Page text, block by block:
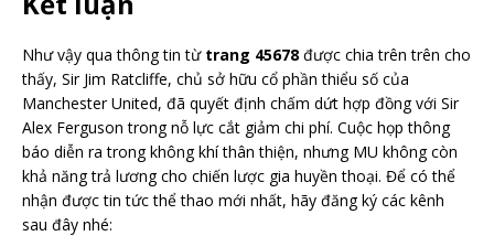
Như vậy qua thông tin từ trang 45678 được chia trên trên cho
thấy, Sir Jim Ratcliffe, chủ sở hữu cổ phần thiểu số của
Manchester United, đã quyết định chấm dứt hợp đồng với Sir
Alex Ferguson trong nỗ lực cắt giảm chi phí. Cuộc họp thông
báo diễn ra trong không khí thân thiện, nhưng MU không còn
khả năng trả lương cho chiến lược gia huyền thoại. Để có thể
nhận được tin tức thể thao mới nhất, hãy đăng ký các kênh
sau đây nhé: